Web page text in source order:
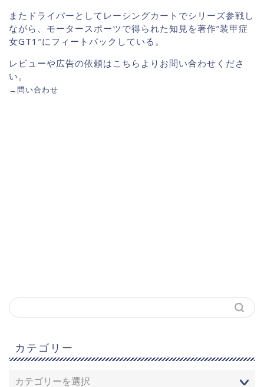
またドライバーとしてレーシングカートでシリーズ参戦し
ながら、モータースポーツで得られた知見を著作”装甲症
女GT1″にフィートバックしている。
レビューや広告の依頼はこちらよりお問い合わせくださ
い。
→問い合わせ
カテゴリー